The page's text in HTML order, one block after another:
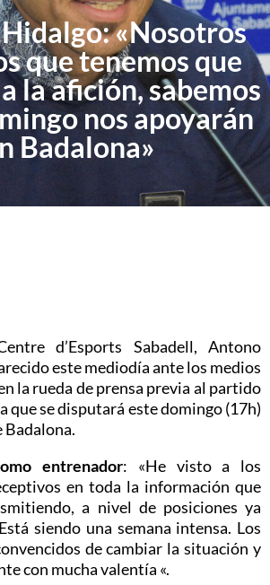
«Nosotros
que tenemos que
la afición, sabemos
nos apoyarán
Badalona»
d’Esports Sabadell, Antono
este mediodía ante los medios
la rueda de prensa previa al partido
que se disputará este domingo (17h)
Badalona.
entrenador: «He visto a los
en toda la información que
a nivel de posiciones ya
siendo una semana intensa. Los
de cambiar la situación y
con mucha valentía «.